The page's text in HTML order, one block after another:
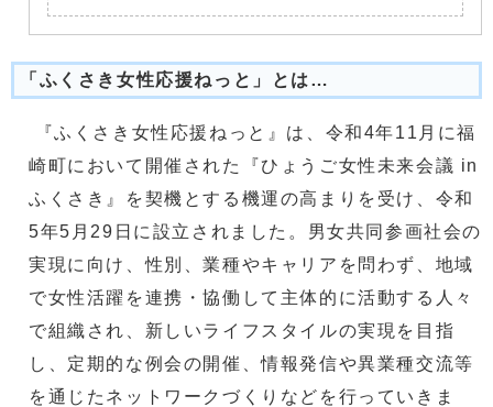
「ふくさき女性応援ねっと」とは…
『ふくさき女性応援ねっと』は、令和4年11月に福
崎町において開催された『ひょうご女性未来会議 in
ふくさき』を契機とする機運の高まりを受け、令和
5年5月29日に設立されました。男女共同参画社会の
実現に向け、性別、業種やキャリアを問わず、地域
で女性活躍を連携・協働して主体的に活動する人々
で組織され、新しいライフスタイルの実現を目指
し、定期的な例会の開催、情報発信や異業種交流等
を通じたネットワークづくりなどを行っていきま